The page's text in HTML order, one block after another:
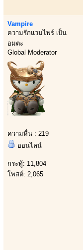
Vampire
ความรักแวมไพร์ เป็น
อมตะ
Global Moderator
ความหื่น : 219
ออนไลน์
กระทู้: 11,804
โพสต์: 2,065